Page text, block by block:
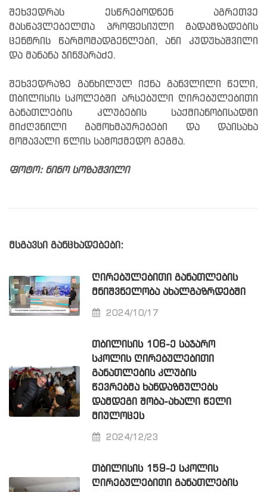
შეხვედრას ესწრებოდნენ აგრეთვე
მასწავლებელთა პროფესიული გადამზადების
ცენტრის წარმომადგენლები, ანი კუდუხაშვილი
და მანანა ჯინჭარაძე.
შეხვედრაზე განხილულ იქნა განვლილი წელი,
თბილისის სკოლებში არსებული ღირებულებითი
განათლების კლუბების საქმიანობისადმი
მიძღვნილი გამოხმაურებები და დაისახა
მომავალი წლის სამოქმედო გეგმა.
ფოტო: ნინო სოზაშვილი
მსგავსი განცხადებები:
ᲦᲘᲠᲔᲑᲣᲚᲔᲑᲘᲗᲘ ᲒᲐᲜᲐᲗᲚᲔᲑᲘᲡ
ᲛᲜᲘᲨᲕᲜᲔᲚᲝᲑᲐ ᲐᲮᲐᲚᲒᲐᲖᲠᲓᲔᲑᲨᲘ
2024/10/17
ᲗᲑᲘᲚᲘᲡᲘᲡ 106-Ე ᲡᲐᲯᲐᲠᲝ
ᲡᲙᲝᲚᲘᲡ ᲦᲘᲠᲔᲑᲣᲚᲔᲑᲘᲗᲘ
ᲒᲐᲜᲐᲗᲚᲔᲑᲘᲡ ᲙᲚᲣᲑᲘᲡ
ᲬᲔᲕᲠᲔᲑᲛᲐ ᲮᲐᲜᲓᲐᲖᲛᲣᲚᲔᲑᲡ
ᲓᲐᲛᲓᲔᲒᲘ ᲨᲝᲑᲐ-ᲐᲮᲐᲚᲘ ᲬᲔᲚᲘ
ᲛᲘᲣᲚᲝᲪᲔᲡ
2024/12/23
ᲗᲑᲘᲚᲘᲡᲘᲡ 159-Ე ᲡᲙᲝᲚᲘᲡ
ᲦᲘᲠᲔᲑᲣᲚᲔᲑᲘᲗᲘ ᲒᲐᲜᲐᲗᲚᲔᲑᲘᲡ